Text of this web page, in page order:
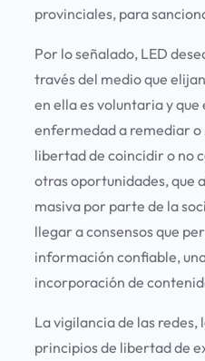
provinciales, para
Por lo señalado, LED
través del medio que
en ella es voluntaria y
enfermedad a remediar
libertad de coincidir o no
otras oportunidades, que
masiva por parte de la
llegar a consensos que
información confiable,
incorporación de
La vigilancia de las redes,
principios de libertad de